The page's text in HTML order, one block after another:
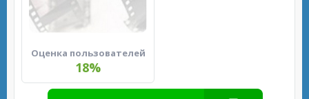
Оценка пользователей
18%